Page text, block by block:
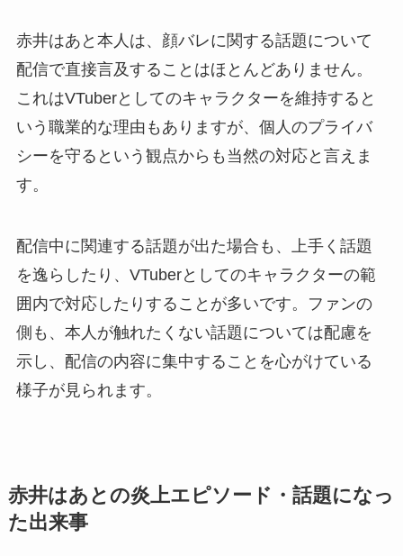
赤井はあと本人は、顔バレに関する話題について
配信で直接言及することはほとんどありません。
これはVTuberとしてのキャラクターを維持すると
いう職業的な理由もありますが、個人のプライバ
シーを守るという観点からも当然の対応と言えま
す。
配信中に関連する話題が出た場合も、上手く話題
を逸らしたり、VTuberとしてのキャラクターの範
囲内で対応したりすることが多いです。ファンの
側も、本人が触れたくない話題については配慮を
示し、配信の内容に集中することを心がけている
様子が見られます。
赤井はあとの炎上エピソード・話題になっ
た出来事